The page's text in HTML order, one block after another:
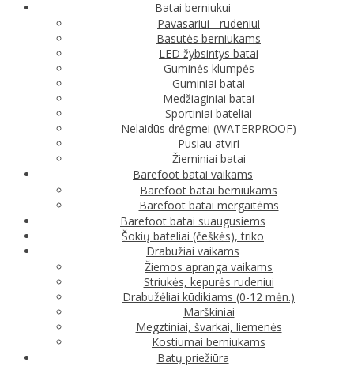
Batai berniukui
Pavasariui - rudeniui
Basutės berniukams
LED žybsintys batai
Guminės klumpės
Guminiai batai
Medžiaginiai batai
Sportiniai bateliai
Nelaidūs drėgmei (WATERPROOF)
Pusiau atviri
Žieminiai batai
Barefoot batai vaikams
Barefoot batai berniukams
Barefoot batai mergaitėms
Barefoot batai suaugusiems
Šokių bateliai (češkės), triko
Drabužiai vaikams
Žiemos apranga vaikams
Striukės, kepurės rudeniui
Drabužėliai kūdikiams (0-12 mėn.)
Marškiniai
Megztiniai, švarkai, liemenės
Kostiumai berniukams
Batų priežiūra